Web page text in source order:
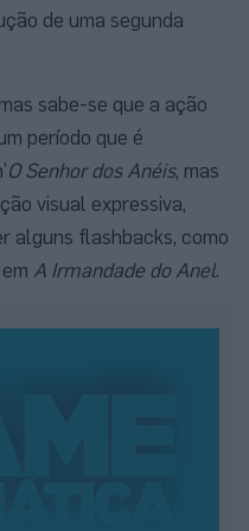
de uma segunda
sabe-se que a ação
período que é
O Senhor dos Anéis, mas
visual expressiva,
alguns flashbacks, como
A Irmandade do Anel.